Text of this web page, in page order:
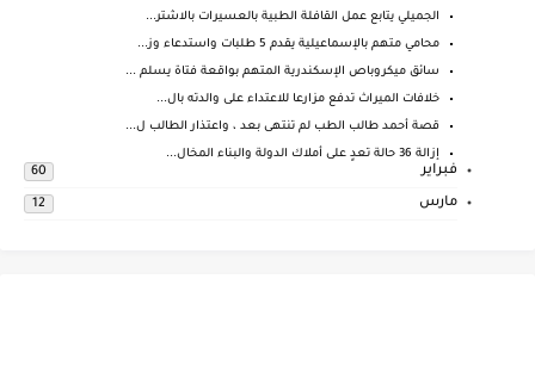
الجميلي يتابع عمل القافلة الطبية بالعسيرات بالاشتر...
محامي متهم بالإسماعيلية يقدم 5 طلبات واستدعاء وز...
سائق ميكروباص الإسكندرية المتهم بواقعة فتاة يسلم ...
خلافات الميراث تدفع مزارعا للاعتداء على والدته بال...
قصة أحمد طالب الطب لم تنتهى بعد ، واعتذار الطالب ل...
إزالة 36 حالة تعدٍ على أملاك الدولة والبناء المخال...
فبراير 60
مارس 12